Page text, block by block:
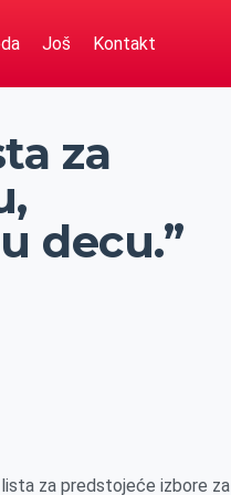
Još Kontakt
za
decu.”
lista za predstojeće izbore za